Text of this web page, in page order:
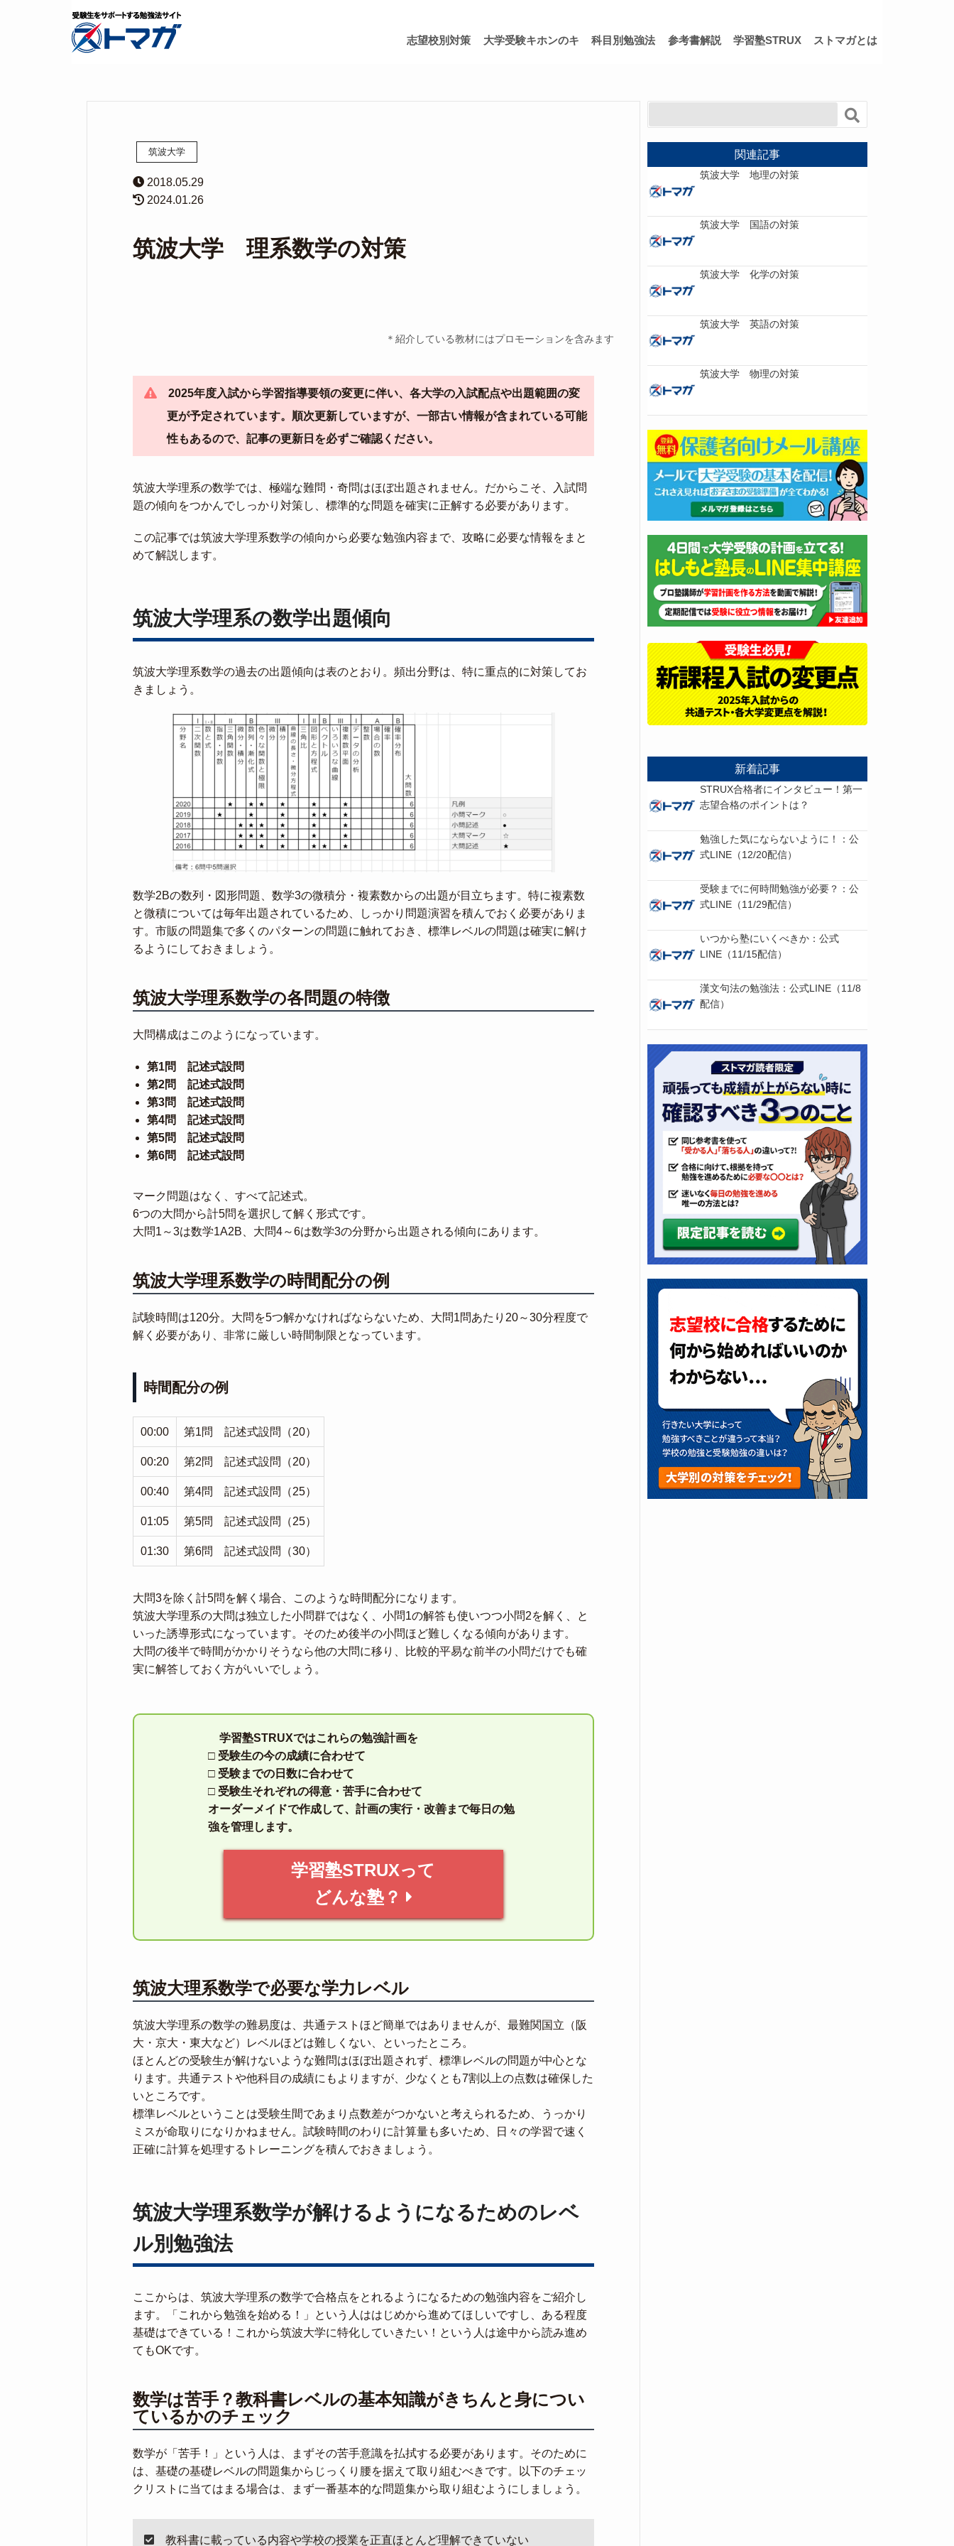
志望校別対策 大学受験キホンのキ 科目別勉強法 参考書解説 学習塾STRUX ストマガとは
筑波大学
2018.05.29
2024.01.26
筑波大学 理系数学の対策
＊紹介している教材にはプロモーションを含みます
2025年度入試から学習指導要領の変更に伴い、各大学の入試配点や出題範囲の変
更が予定されています。順次更新していますが、一部古い情報が含まれている可能
性もあるので、記事の更新日を必ずご確認ください。
筑波大学理系の数学では、極端な難問・奇問はほぼ出題されません。だからこそ、入試問
題の傾向をつかんでしっかり対策し、標準的な問題を確実に正解する必要があります。
この記事では筑波大学理系数学の傾向から必要な勉強内容まで、攻略に必要な情報をまと
めて解説します。
筑波大学理系の数学出題傾向
筑波大学理系数学の過去の出題傾向は表のとおり。頻出分野は、特に重点的に対策してお
きましょう。
数学2Bの数列・図形問題、数学3の微積分・複素数からの出題が目立ちます。特に複素数
と微積については毎年出題されているため、しっかり問題演習を積んでおく必要がありま
す。市販の問題集で多くのパターンの問題に触れておき、標準レベルの問題は確実に解け
るようにしておきましょう。
筑波大学理系数学の各問題の特徴
大問構成はこのようになっています。
第1問 記述式設問
第2問 記述式設問
第3問 記述式設問
第4問 記述式設問
第5問 記述式設問
第6問 記述式設問
マーク問題はなく、すべて記述式。
6つの大問から計5問を選択して解く形式です。
大問1～3は数学1A2B、大問4～6は数学3の分野から出題される傾向にあります。
筑波大学理系数学の時間配分の例
試験時間は120分。大問を5つ解かなければならないため、大問1問あたり20～30分程度で
解く必要があり、非常に厳しい時間制限となっています。
時間配分の例
00:00 第1問 記述式設問（20）
00:20 第2問 記述式設問（20）
00:40 第4問 記述式設問（25）
01:05 第5問 記述式設問（25）
01:30 第6問 記述式設問（30）
大問3を除く計5問を解く場合、このような時間配分になります。
筑波大学理系の大問は独立した小問群ではなく、小問1の解答も使いつつ小問2を解く、と
いった誘導形式になっています。そのため後半の小問ほど難しくなる傾向があります。
大問の後半で時間がかかりそうなら他の大問に移り、比較的平易な前半の小問だけでも確
実に解答しておく方がいいでしょう。
学習塾STRUXではこれらの勉強計画を
□ 受験生の今の成績に合わせて
□ 受験までの日数に合わせて
□ 受験生それぞれの得意・苦手に合わせて
オーダーメイドで作成して、計画の実行・改善まで毎日の勉
強を管理します。
学習塾STRUXって
どんな塾？
筑波大理系数学で必要な学力レベル
筑波大学理系の数学の難易度は、共通テストほど簡単ではありませんが、最難関国立（阪
大・京大・東大など）レベルほどは難しくない、といったところ。
ほとんどの受験生が解けないような難問はほぼ出題されず、標準レベルの問題が中心とな
ります。共通テストや他科目の成績にもよりますが、少なくとも7割以上の点数は確保した
いところです。
標準レベルということは受験生間であまり点数差がつかないと考えられるため、うっかり
ミスが命取りになりかねません。試験時間のわりに計算量も多いため、日々の学習で速く
正確に計算を処理するトレーニングを積んでおきましょう。
筑波大学理系数学が解けるようになるためのレベ
ル別勉強法
ここからは、筑波大学理系の数学で合格点をとれるようになるための勉強内容をご紹介し
ます。「これから勉強を始める！」という人ははじめから進めてほしいですし、ある程度
基礎はできている！これから筑波大学に特化していきたい！という人は途中から読み進め
てもOKです。
数学は苦手？教科書レベルの基本知識がきちんと身につい
ているかのチェック
数学が「苦手！」という人は、まずその苦手意識を払拭する必要があります。そのために
は、基礎の基礎レベルの問題集からじっくり腰を据えて取り組むべきです。以下のチェッ
クリストに当てはまる場合は、まず一番基本的な問題集から取り組むようにしましょう。
教科書に載っている内容や学校の授業を正直ほとんど理解できていない
関連記事
筑波大学 地理の対策
筑波大学 国語の対策
筑波大学 化学の対策
筑波大学 英語の対策
筑波大学 物理の対策
新着記事
STRUX合格者にインタビュー！第一
志望合格のポイントは？
勉強した気にならないように！：公
式LINE（12/20配信）
受験までに何時間勉強が必要？：公
式LINE（11/29配信）
いつから塾にいくべきか：公式
LINE（11/15配信）
漢文句法の勉強法：公式LINE（11/8
配信）